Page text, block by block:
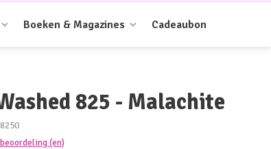
Boeken & Magazines Cadeaubon
825 - Malachite
(en)